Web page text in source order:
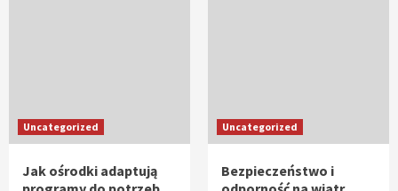
Uncategorized
Jak ośrodki adaptują
Uncategorized
Bezpieczeństwo i